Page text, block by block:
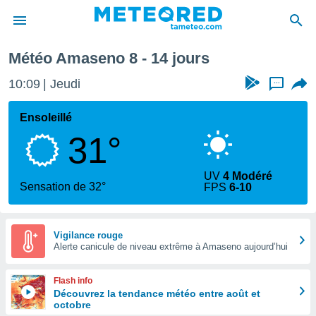
de
Météo Amaseno 8 - 14 jours
10:09 Jeudi ...
Ensoleillé
31°
Sensation de 32°
UV4 Modéré
FPS6-10
Vigilance rouge
Alerte canicule de niveau extrême à Amaseno aujourd’hui
Flash info
Découvrez la tendance météo entre août et
octobre